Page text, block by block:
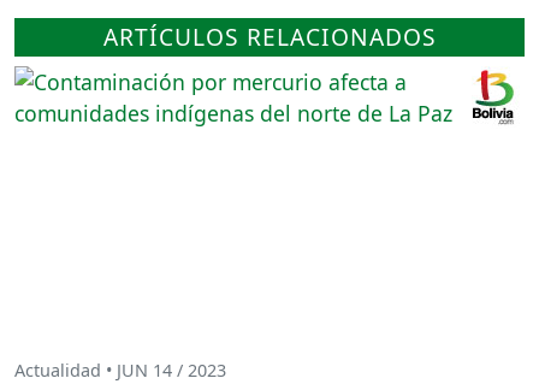
ARTÍCULOS RELACIONADOS
Actualidad • JUN 14 / 2023